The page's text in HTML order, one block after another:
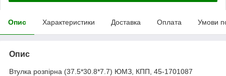
Опис Характеристики Доставка Оплата Умови
Опис
Втулка розпірна (37.5*30.8*7.7) ЮМЗ, КПП, 45-1701087